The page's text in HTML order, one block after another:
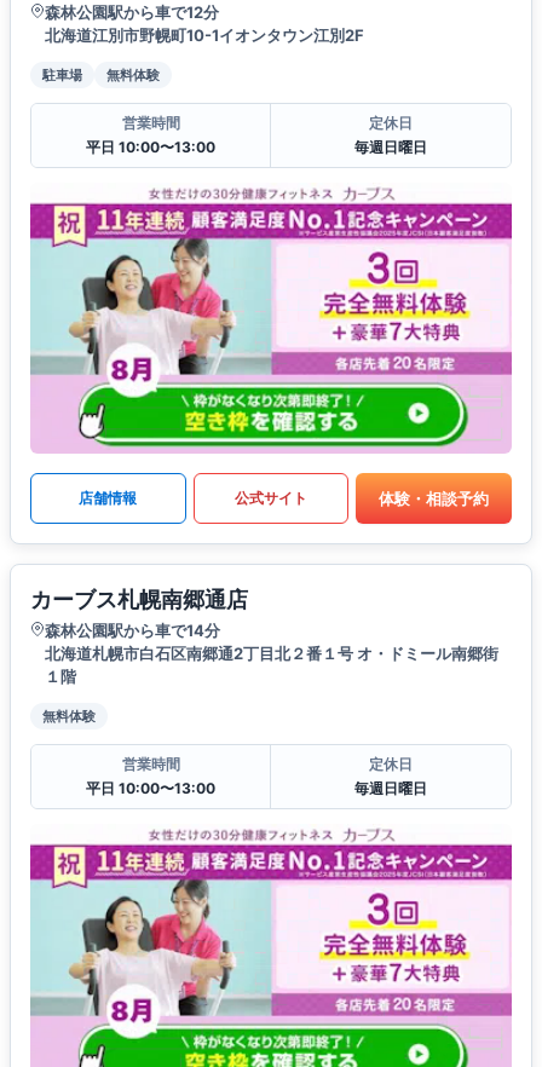
森林公園駅から車で12分
北海道江別市野幌町10-1イオンタウン江別2F
駐車場 無料体験
営業時間
平日 10:00〜13:00
定休日
毎週日曜日
店舗情報 公式サイト 体験・相談予約
カーブス札幌南郷通店
森林公園駅から車で14分
北海道札幌市白石区南郷通2丁目北２番１号 オ・ドミール南郷街
１階
無料体験
営業時間
平日 10:00〜13:00
定休日
毎週日曜日